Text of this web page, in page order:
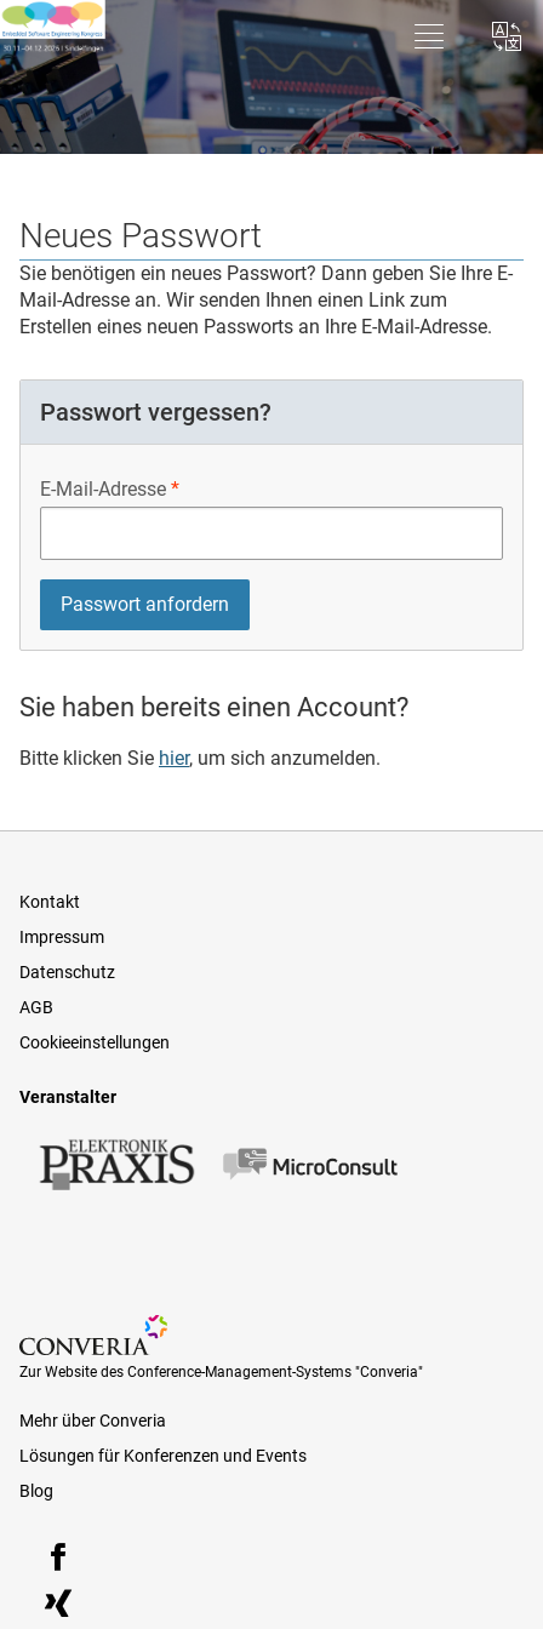
Neues Passwort
Sie benötigen ein neues Passwort? Dann geben Sie Ihre E-
Mail-Adresse an. Wir senden Ihnen einen Link zum
Erstellen eines neuen Passworts an Ihre E-Mail-Adresse.
Passwort vergessen?
E-Mail-Adresse
Sie haben bereits einen Account?
Bitte klicken Sie hier, um sich anzumelden.
Kontakt
Impressum
Datenschutz
AGB
Cookieeinstellungen
Veranstalter
Zur Website des Conference-Management-Systems "Converia"
Zur Website des Conference-Management-Systems "Converia"
Mehr über Converia
Lösungen für Konferenzen und Events
Blog